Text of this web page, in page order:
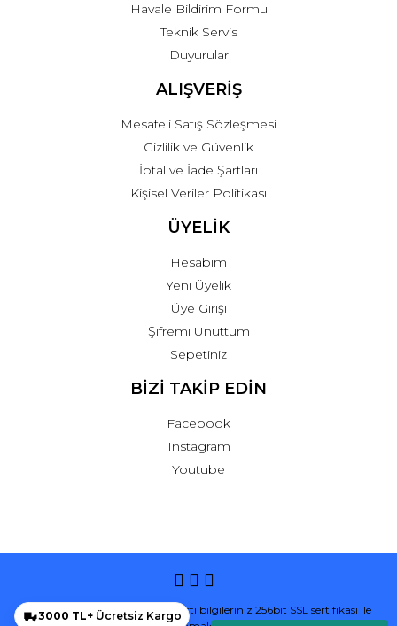
Havale Bildirim Formu
Teknik Servis
Duyurular
ALIŞVERİŞ
Mesafeli Satış Sözleşmesi
Gizlilik ve Güvenlik
İptal ve İade Şartları
Kişisel Veriler Politikası
ÜYELİK
Hesabım
Yeni Üyelik
Üye Girişi
Şifremi Unuttum
Sepetiniz
BİZİ TAKİP EDİN
Facebook
Instagram
Youtube
© Tüm hakları saklıdır. Kredi kartı bilgileriniz 256bit SSL sertifikası ile
3000 TL+ Ücretsiz Kargo